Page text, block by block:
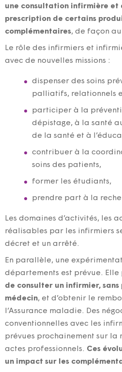
une consultation infirmière et
prescription de certains
complémentaires, de façon
Le rôle des infirmiers et
avec de nouvelles missions :
dispenser des soins
palliatifs, relationnels
participer à la
dépistage, à la santé
de la santé et à
contribuer à la
soins des patients,
former les étudiants,
prendre part à la
Les domaines d’activités, les
réalisables par les infirmiers
décret et un arrêté.
En parallèle, une
départements est prévue. Elle
de consulter un infirmier, sans
médecin, et d’obtenir le
l’Assurance maladie. Des
conventionnelles avec les
prévues prochainement sur la
actes professionnels. Ces
un impact sur les